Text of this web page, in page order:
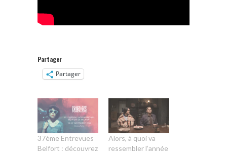
Partager
Partager
37ème Entrevues
Belfort : découvrez
Alors, à quoi va
ressembler l’année